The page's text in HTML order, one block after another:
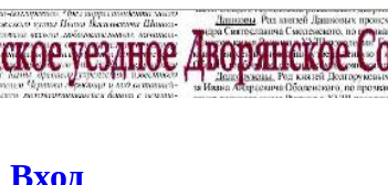
Вход